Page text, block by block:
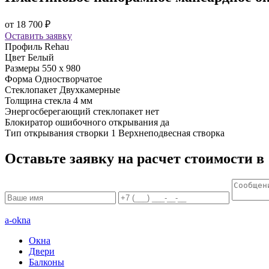
от 18 700 ₽
Оставить заявку
Профиль Rehau
Цвет Белый
Размеры 550 x 980
Форма Одностворчатое
Стеклопакет Двухкамерные
Толщина стекла 4 мм
Энергосберегающий стеклопакет нет
Блокиратор ошибочного открывания да
Тип открывания створки 1 Верхнеподвесная створка
Оставьте заявку на расчет стоимости в
a-okna
Окна
Двери
Балконы